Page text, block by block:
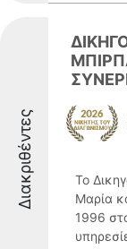
Διακριθέντες
Το
Μαρία
1996